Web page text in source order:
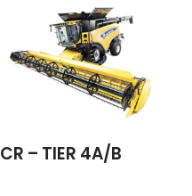
CR – TIER 4A/B